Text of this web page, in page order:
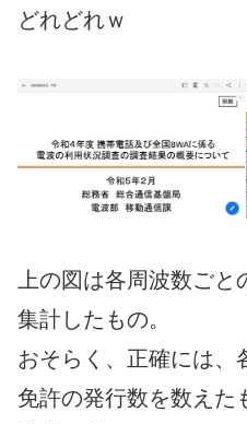
どれどれｗ
上の図は各周波数ご
集計したもの。
おそらく、正確には、
免許の発行数を数えた